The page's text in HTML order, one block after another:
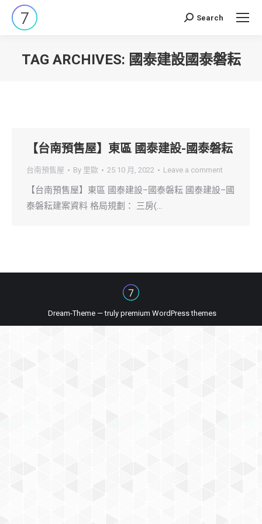
Search:
Search
TAG ARCHIVES: 國泰建設國泰磐耘
【台南預售屋】東區 國泰建設-國泰磐耘
台南預售屋 By 里歐 25 10 月, 2022 Leave a comment
【台南預售屋】東區 國泰建設–國泰磐耘 國泰建設–國
泰磐耘建案資料 格局規劃： 三房(…
Dream-Theme — truly premium WordPress themes